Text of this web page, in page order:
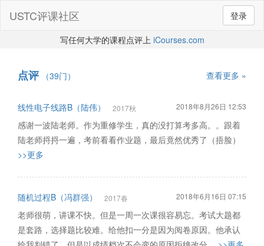
登录
USTC评课社区
写任何大学的课程点评上 iCourses.com
点评（39门） 查看更多 »
线性电子线路B（陆伟） 2017秋 2018年8月26日 12:53
感谢一波陆老师。作为重修学生，真的没打算考多高。。跟着
陆老师捋捋一遍，考前看看作业题，最后竟然优秀了（捂脸）
>>更多
随机过程B（冯群强） 2017春 2018年6月16日 07:15
老师很萌，讲课不快。但是一周一次课很容易忘。考试大题都
是套路，选择题比较难。给他扣一分是因为阅卷原因。他承认